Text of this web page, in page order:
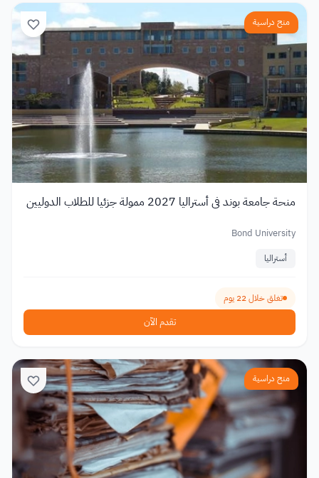
منح دراسية
منحة جامعة بوند في أستراليا 2027 ممولة جزئيا للطلاب الدوليين
Bond University
أستراليا
تغلق خلال 22 يوم
تقدم الآن
منح دراسية